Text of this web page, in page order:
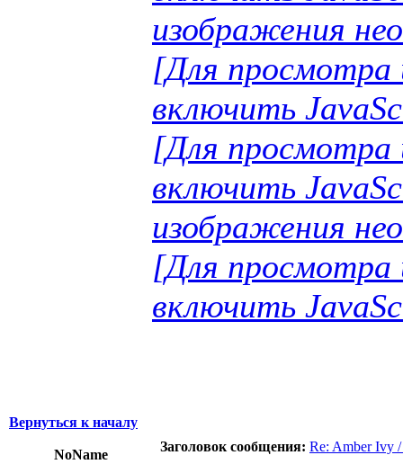
изображения
[Для просмотра
включить
[Для просмотра
включить
изображения
[Для просмотра
включить
Вернуться к началу
NoName
Заголовок сообщения: Re: Amber Ivy